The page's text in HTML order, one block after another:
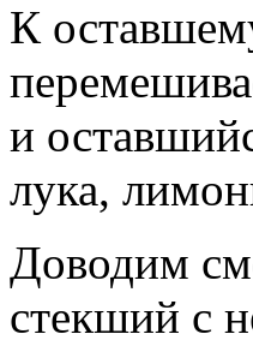
К
и
лука,
Доводим
стекший с